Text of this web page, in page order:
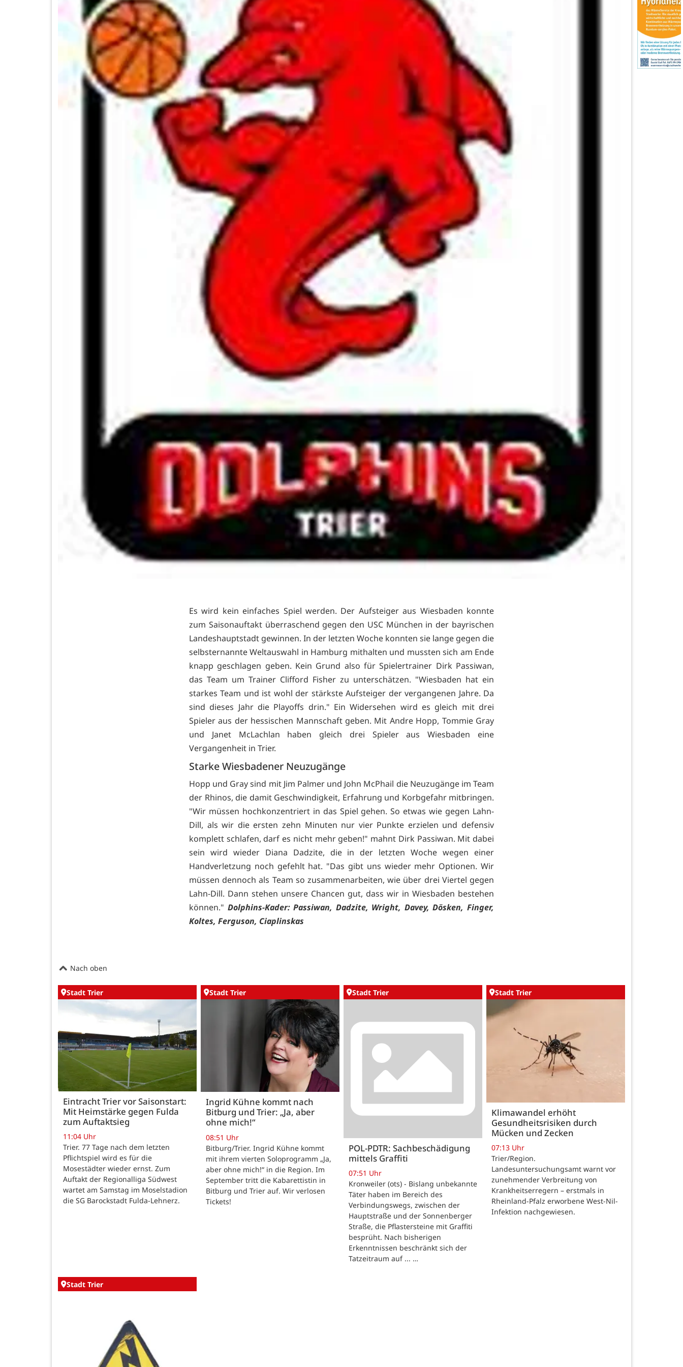
Es wird kein einfaches Spiel werden. Der Aufsteiger aus Wiesbaden konnte
zum Saisonauftakt überraschend gegen den USC München in der bayrischen
Landeshauptstadt gewinnen. In der letzten Woche konnten sie lange gegen die
selbsternannte Weltauswahl in Hamburg mithalten und mussten sich am Ende
knapp geschlagen geben. Kein Grund also für Spielertrainer Dirk Passiwan,
das Team um Trainer Clifford Fisher zu unterschätzen. "Wiesbaden hat ein
starkes Team und ist wohl der stärkste Aufsteiger der vergangenen Jahre. Da
sind dieses Jahr die Playoffs drin." Ein Widersehen wird es gleich mit drei
Spieler aus der hessischen Mannschaft geben. Mit Andre Hopp, Tommie Gray
und Janet McLachlan haben gleich drei Spieler aus Wiesbaden eine
Vergangenheit in Trier.
Starke Wiesbadener Neuzugänge
Hopp und Gray sind mit Jim Palmer und John McPhail die Neuzugänge im Team
der Rhinos, die damit Geschwindigkeit, Erfahrung und Korbgefahr mitbringen.
"Wir müssen hochkonzentriert in das Spiel gehen. So etwas wie gegen Lahn-
Dill, als wir die ersten zehn Minuten nur vier Punkte erzielen und defensiv
komplett schlafen, darf es nicht mehr geben!" mahnt Dirk Passiwan. Mit dabei
sein wird wieder Diana Dadzite, die in der letzten Woche wegen einer
Handverletzung noch gefehlt hat. "Das gibt uns wieder mehr Optionen. Wir
müssen dennoch als Team so zusammenarbeiten, wie über drei Viertel gegen
Lahn-Dill. Dann stehen unsere Chancen gut, dass wir in Wiesbaden bestehen
können." Dolphins-Kader: Passiwan, Dadzite, Wright, Davey, Dösken, Finger,
Koltes, Ferguson, Ciaplinskas
Nach oben
Stadt Trier
Eintracht Trier vor Saisonstart:
Mit Heimstärke gegen Fulda
zum Auftaktsieg
11:04 Uhr
Trier. 77 Tage nach dem letzten
Pflichtspiel wird es für die
Mosestädter wieder ernst. Zum
Auftakt der Regionalliga Südwest
wartet am Samstag im Moselstadion
die SG Barockstadt Fulda-Lehnerz.
Stadt Trier
Ingrid Kühne kommt nach
Bitburg und Trier: „Ja, aber
ohne mich!“
08:51 Uhr
Bitburg/Trier. Ingrid Kühne kommt
mit ihrem vierten Soloprogramm „Ja,
aber ohne mich!“ in die Region. Im
September tritt die Kabarettistin in
Bitburg und Trier auf. Wir verlosen
Tickets!
Stadt Trier
POL-PDTR: Sachbeschädigung
mittels Graffiti
07:51 Uhr
Kronweiler (ots) - Bislang unbekannte
Täter haben im Bereich des
Verbindungswegs, zwischen der
Hauptstraße und der Sonnenberger
Straße, die Pflastersteine mit Graffiti
besprüht. Nach bisherigen
Erkenntnissen beschränkt sich der
Tatzeitraum auf ... …
Stadt Trier
Klimawandel erhöht
Gesundheitsrisiken durch
Mücken und Zecken
07:13 Uhr
Trier/Region.
Landesuntersuchungsamt warnt vor
zunehmender Verbreitung von
Krankheitserregern – erstmals in
Rheinland-Pfalz erworbene West-Nil-
Infektion nachgewiesen.
Stadt Trier